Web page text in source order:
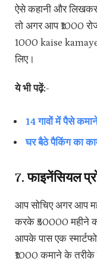
ऐसे कहानी और
तो अगर आप ₹1000
1000 kaise
लिए।
ये भी पढ़ें:-
14 गावों में पैसे
घर बैठे पैकिंग का
7. फाइनेंसियल
आप सोचिए अगर आप
करके ₹50000 महीने
आपके पास एक
₹1000 कमाने के